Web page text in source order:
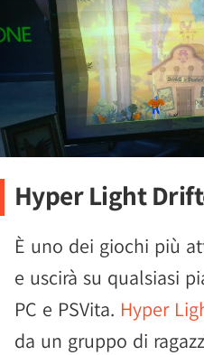
Hyper Light
È uno dei giochi più
e uscirà su qualsiasi
PC e PSVita. Hyper
da un gruppo di